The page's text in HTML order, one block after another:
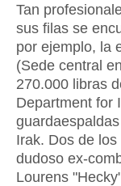
Tan
sus filas se
por ejemplo, la
(Sede central
270.000 libras
Department for
Irak. Dos de
dudoso ex-
Lourens